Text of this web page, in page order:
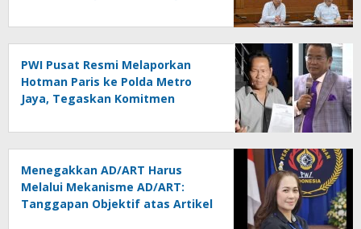
PWI Pusat Resmi Melaporkan
Hotman Paris ke Polda Metro
Jaya, Tegaskan Komitmen
Menegakkan AD/ART Harus
Melalui Mekanisme AD/ART:
Tanggapan Objektif atas Artikel